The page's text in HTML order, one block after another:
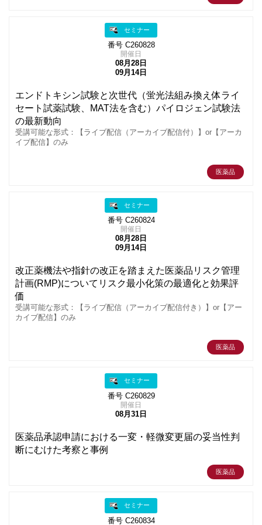
セミナー
番号 C260828
開催日
08月28日
09月14日
エンドトキシン試験と次世代（蛍光法組み換え体ライ
セート試薬試験、MAT法を含む）パイロジェン試験法
の最新動向
受講可能な形式：【ライブ配信（アーカイブ配信付）】or【アーカ
イブ配信】のみ
医薬品
セミナー
番号 C260824
開催日
08月28日
09月14日
改正薬機法や指針の改正を踏まえた医薬品リスク管理
計画(RMP)についてリスク最小化策の最適化と効果評
価
受講可能な形式：【ライブ配信（アーカイブ配信付き）】or【アー
カイブ配信】のみ
医薬品
セミナー
番号 C260829
開催日
08月31日
医薬品承認申請における一変・軽微変更届の妥当性判
断にむけた考察と事例
医薬品
セミナー
番号 C260834